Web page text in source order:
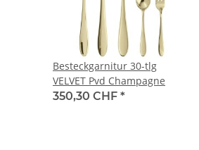
Besteckgarnitur 30-tlg
VELVET Pvd Champagne
350,30 CHF *